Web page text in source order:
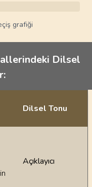
grafiği
Dilsel
Dilsel Tonu
Açıklayıcı